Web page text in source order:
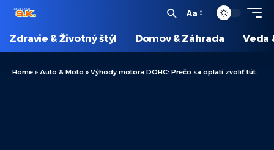
Aa
Zdravie & Životný štýl Domov & Záhrada Veda
Home » Auto & Moto » Výhody motora DOHC: Prečo sa oplatí zvoliť túto technológiu do vášho auta?